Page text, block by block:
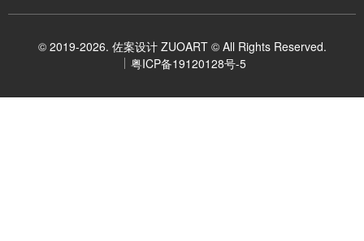
© 2019-2026. 佐案设计 ZUOART © All Rights Reserved.
粤ICP备19120128号-5